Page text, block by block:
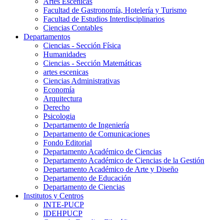
Facultad de Gastronomía, Hotelería y Turismo
Facultad de Estudios Interdisciplinarios
Ciencias Contables
Departamentos
Ciencias - Sección Física
Humanidades
Ciencias - Sección Matemáticas
artes escenicas
Ciencias Administrativas
Economía
Arquitectura
Derecho
Psicologia
Departamento de Ingeniería
Departamento de Comunicaciones
Fondo Editorial
Departamento Académico de Ciencias
Departamento Académico de Ciencias de la Gestión
Departamento Académico de Arte y Diseño
Departamento de Educación
Departamento de Ciencias
Institutos y Centros
INTE-PUCP
IDEHPUCP